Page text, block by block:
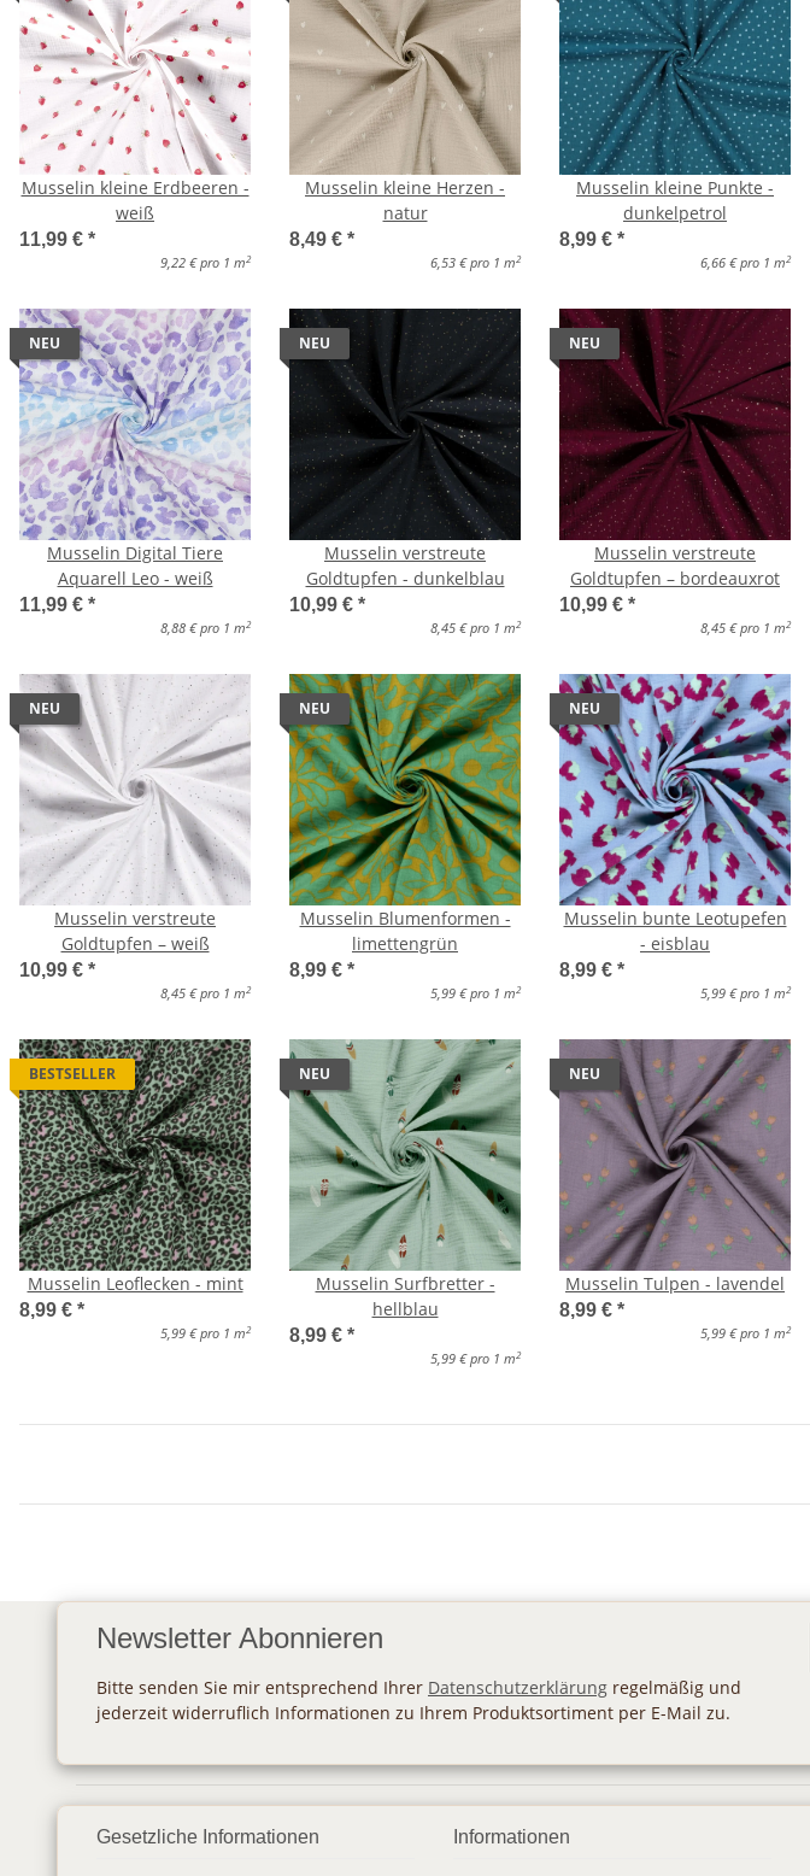
Musselin kleine Erdbeeren -
weiß
11,99 € *
9,22 € pro 1 m2
Musselin kleine Herzen -
natur
8,49 € *
6,53 € pro 1 m2
Musselin kleine Punkte -
dunkelpetrol
8,99 € *
6,66 € pro 1 m2
NEU
Musselin Digital Tiere
Aquarell Leo - weiß
11,99 € *
8,88 € pro 1 m2
NEU
Musselin verstreute
Goldtupfen - dunkelblau
10,99 € *
8,45 € pro 1 m2
NEU
Musselin verstreute
Goldtupfen – bordeauxrot
10,99 € *
8,45 € pro 1 m2
NEU
Musselin verstreute
Goldtupfen – weiß
10,99 € *
8,45 € pro 1 m2
NEU
Musselin Blumenformen -
limettengrün
8,99 € *
5,99 € pro 1 m2
NEU
Musselin bunte Leotupefen
- eisblau
8,99 € *
5,99 € pro 1 m2
BESTSELLER
Musselin Leoflecken - mint
8,99 € *
5,99 € pro 1 m2
NEU
Musselin Surfbretter -
hellblau
8,99 € *
5,99 € pro 1 m2
NEU
Musselin Tulpen - lavendel
8,99 € *
5,99 € pro 1 m2
Newsletter Abonnieren
Bitte senden Sie mir entsprechend Ihrer Datenschutzerklärung regelmäßig und
jederzeit widerruflich Informationen zu Ihrem Produktsortiment per E-Mail zu.
Gesetzliche Informationen Informationen